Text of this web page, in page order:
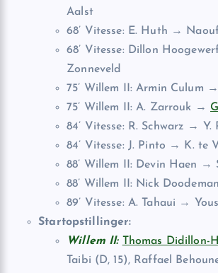
Aalst
68’ Vitesse: E. Huth →
68’ Vitesse: Dillon
Zonneveld
75’ Willem II: Armin Culum
75’ Willem II: A. Zarrouk →
84’ Vitesse: R. Schwarz → Y.
84’ Vitesse: J. Pinto → K. te
88’ Willem II: Devin Haen →
88’ Willem II: Nick
89’ Vitesse: A. Tahaui →
Startopstillinger:
Willem II: Thomas Didillon-
Taibi (D, 15), Raffael